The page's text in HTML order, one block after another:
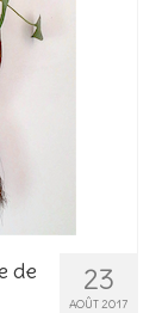
23
AOÛT 2017
de